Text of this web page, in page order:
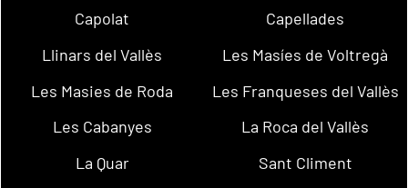
Capolat
Capellades
Llinars del Vallès
Les Masíes de Voltregà
Les Masies de Roda
Les Franqueses del Vallès
Les Cabanyes
La Roca del Vallès
La Quar
Sant Climent